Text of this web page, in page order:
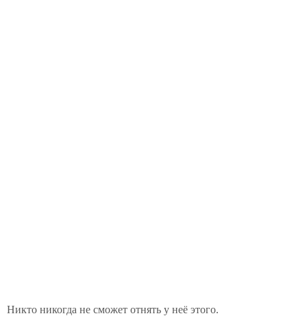
Никто никогда не сможет отнять у неё этого.